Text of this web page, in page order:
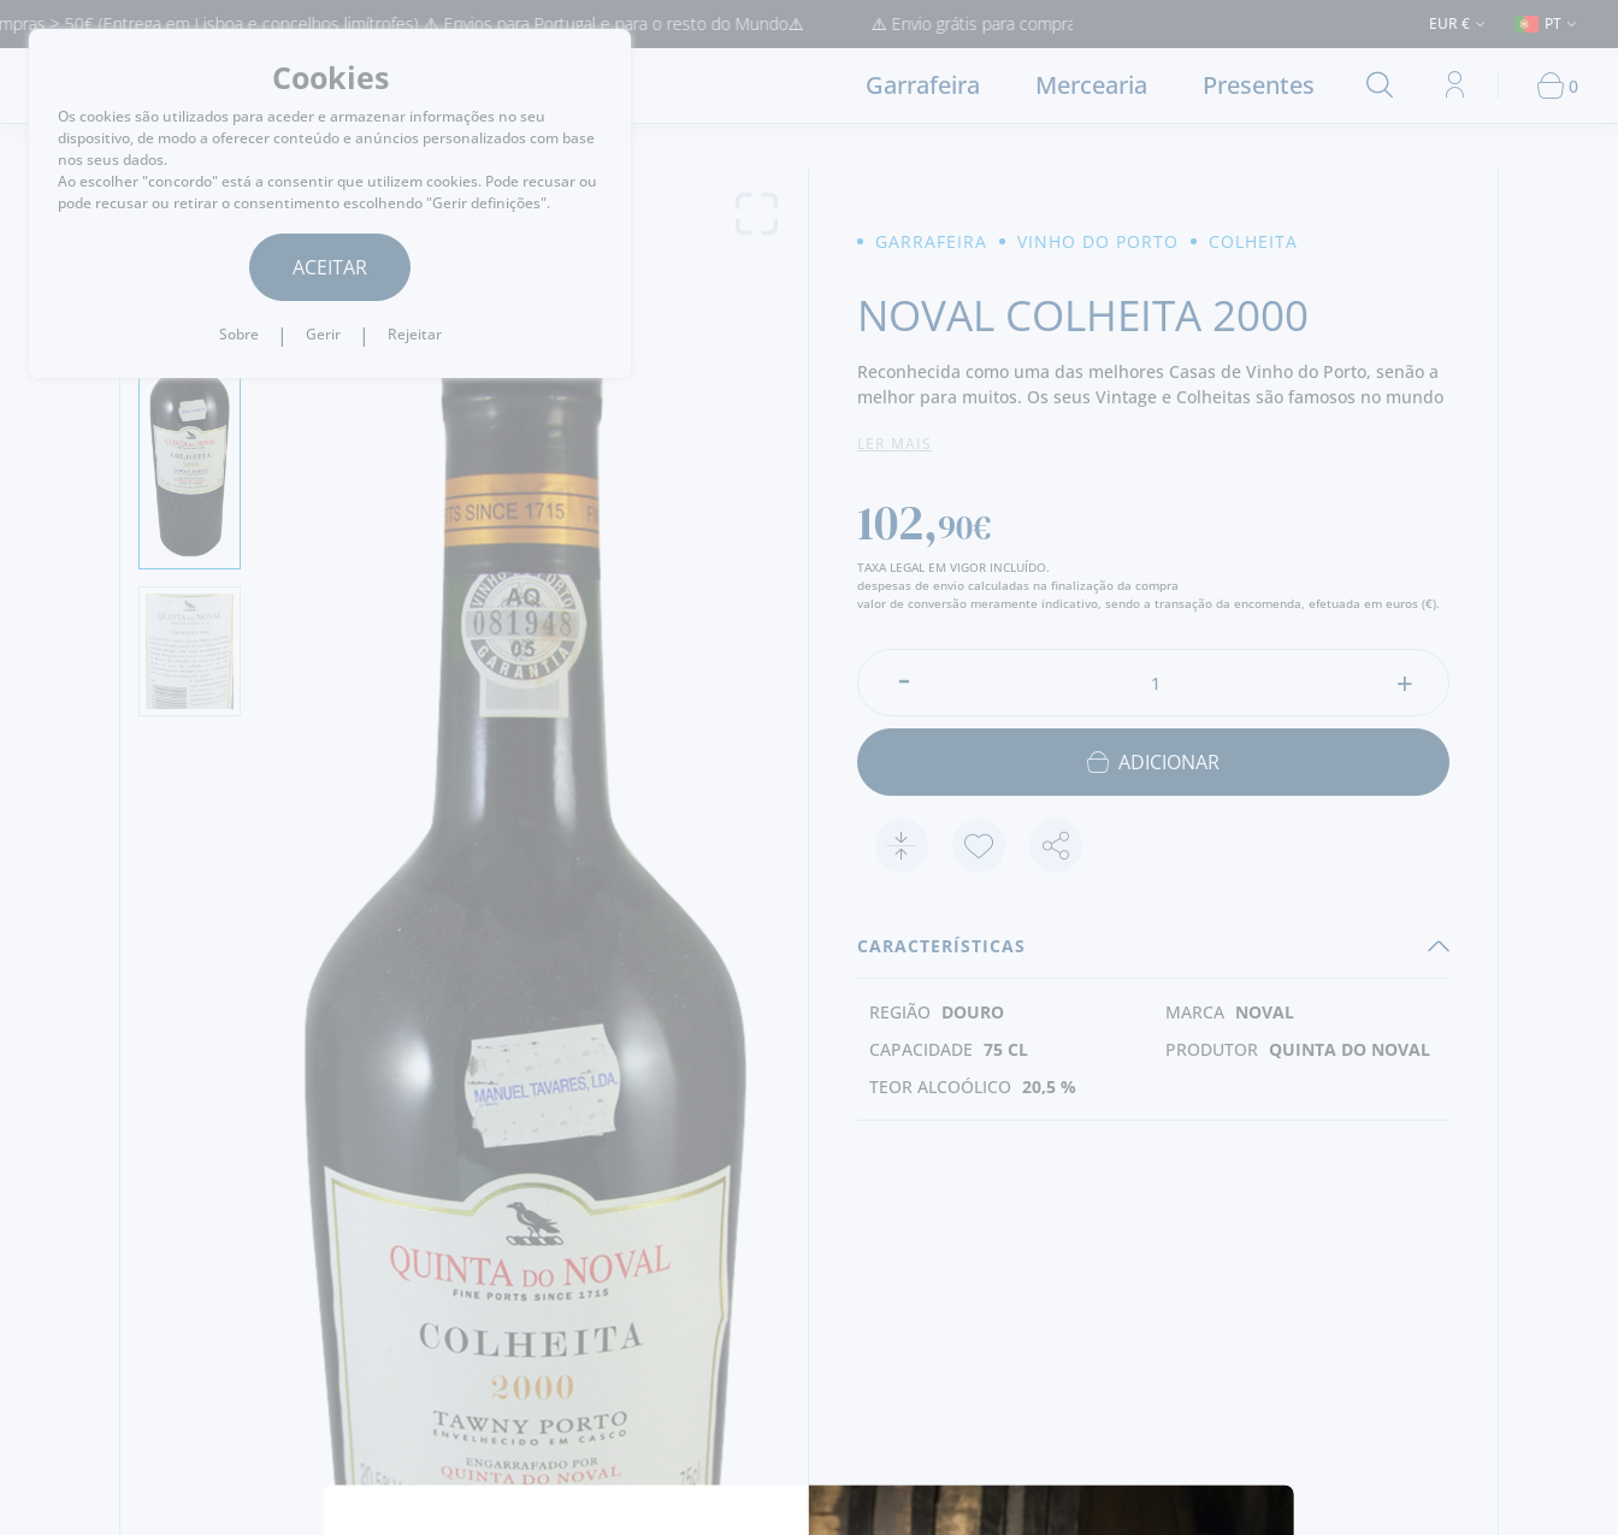
(Entrega em Lisboa e concelhos limítrofes) ⚠️ Envios para Portugal e para o resto do Mundo⚠️ ⚠️ Envio grátis para compras > 50€ (Entrega em Lisboa e concelhos limítrofes) ⚠️ Envios para Portugal e
EUR € PT
MENU
Garrafeira Mercearia Presentes 0
VOLTAR
GARRAFEIRA
VINHO DO PORTO COLHEITA
NOVAL COLHEITA 2000
Reconhecida como uma das melhores Casas de Vinho do Porto, senão a
melhor para muitos. Os seus Vintage e Colheitas são famosos no mundo
LER MAIS
102,90€
TAXA LEGAL EM VIGOR INCLUÍDO.
despesas de envio calculadas na finalização da compra
valor de conversão meramente indicativo, sendo a transação da encomenda, efetuada em euros (€).
ADICIONAR
CARACTERÍSTICAS
REGIÃO DOURO MARCA NOVAL
CAPACIDADE 75 CL PRODUTOR QUINTA DO NOVAL
TEOR ALCOÓLICO 20,5 %
Cookies
Os cookies são utilizados para aceder e armazenar informações no seu
dispositivo, de modo a oferecer conteúdo e anúncios personalizados com base
nos seus dados.
Ao escolher "concordo" está a consentir que utilizem cookies. Pode recusar ou
pode recusar ou retirar o consentimento escolhendo "Gerir definições".
ACEITAR
Sobre | Gerir | Rejeitar